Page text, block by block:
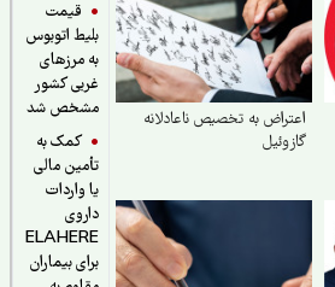
قیمت
بلیط اتوبوس
به مرزهای
غربی کشور
مشخص شد
کمک به
تأمین مالی
یا واردات
داروی
ELAHERE
برای بیماران
اعتراض به تخصیص ناعادلانه
گازوئیل